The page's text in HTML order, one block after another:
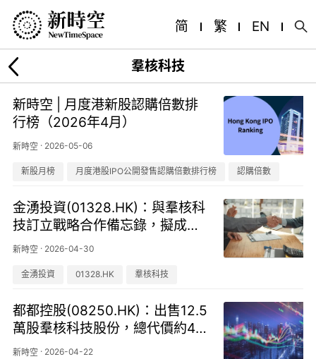
简 繁 EN
羣核科技
新時空 | 月度港新股認購倍數排
行榜（2026年4月）
新時空· 2026-05-06
新股月榜 月度港股IPO公開發售認購倍數排行榜 認購倍數
金湧投資(01328.HK)：與羣核科
技訂立戰略合作備忘錄，擬成立
AI創投基金
新時空· 2026-04-30
金湧投資 01328.HK 羣核科技
都都控股(08250.HK)：出售12.5
萬股羣核科技股份，總代價約42
0萬港元
新時空· 2026-04-22